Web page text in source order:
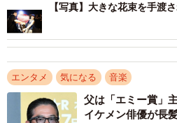
【写真】大きな花束を手渡
エンタメ 気になる 音楽
父は「エミー賞」
イケメン俳優が長